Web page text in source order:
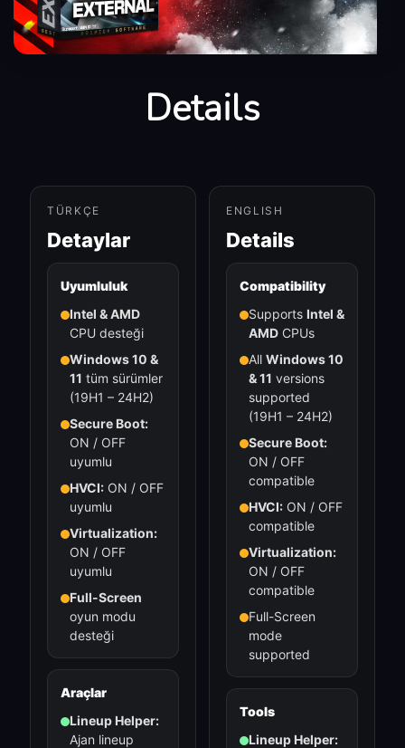
Details
TÜRKÇE
Detaylar
Uyumluluk
Intel & AMD
CPU desteği
Windows 10 &
11 tüm sürümler
(19H1 – 24H2)
Secure Boot:
ON / OFF
uyumlu
HVCI: ON / OFF
uyumlu
Virtualization:
ON / OFF
uyumlu
Full-Screen
oyun modu
desteği
Araçlar
Lineup Helper:
Ajan lineup
ENGLISH
Details
Compatibility
Supports Intel &
AMD CPUs
All Windows 10
& 11 versions
supported
(19H1 – 24H2)
Secure Boot:
ON / OFF
compatible
HVCI: ON / OFF
compatible
Virtualization:
ON / OFF
compatible
Full-Screen
mode
supported
Tools
Lineup Helper: